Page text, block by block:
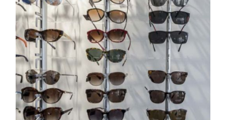
Estantería de la colección
de gafas repleta de